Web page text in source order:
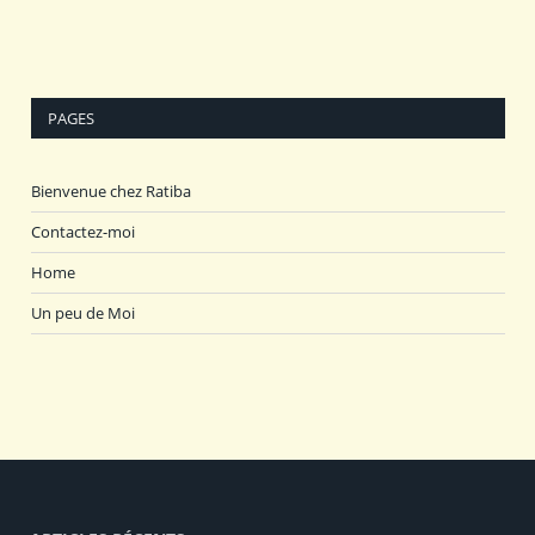
PAGES
Bienvenue chez Ratiba
Contactez-moi
Home
Un peu de Moi